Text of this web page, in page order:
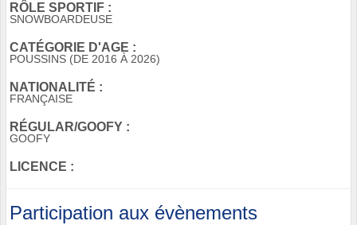
RÔLE SPORTIF :
SNOWBOARDEUSE
CATÉGORIE D'AGE :
POUSSINS (DE 2016 À 2026)
NATIONALITÉ :
FRANÇAISE
RÉGULAR/GOOFY :
GOOFY
LICENCE :
Participation aux évènements